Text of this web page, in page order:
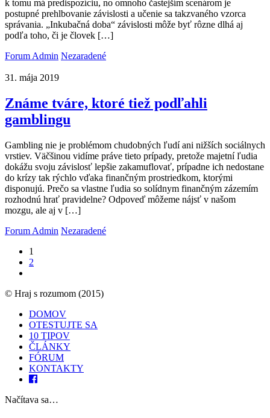
k tomu má predispozíciu, no omnoho častejším scenárom je
postupné prehlbovanie závislosti a učenie sa takzvaného vzorca
správania. „Inkubačná doba“ závislosti môže byť rôzne dlhá aj
podľa toho, či je človek […]
Forum Admin Nezaradené
31. mája 2019
Známe tváre, ktoré tiež podľahli
gamblingu
Gambling nie je problémom chudobných ľudí ani nižších sociálnych
vrstiev. Väčšinou vidíme práve tieto prípady, pretože majetní ľudia
dokážu svoju závislosť lepšie zakamuflovať, prípadne ich nedostane
do krízy tak rýchlo vďaka finančným prostriedkom, ktorými
disponujú. Prečo sa vlastne ľudia so solídnym finančným zázemím
rozhodnú hrať pravidelne? Odpoveď môžeme nájsť v našom
mozgu, ale aj v […]
Forum Admin Nezaradené
1
2
© Hraj s rozumom (2015)
DOMOV
OTESTUJTE SA
10 TIPOV
ČLÁNKY
FÓRUM
KONTAKTY
Načítava sa…